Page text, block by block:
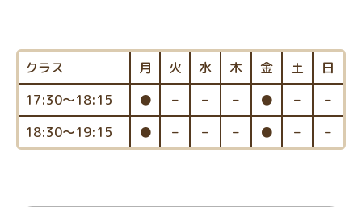
クラス 月 火 水 木 金 土
日
17:30～18:15
● – – – ● –
–
18:30～19:15
● – – – ● – –